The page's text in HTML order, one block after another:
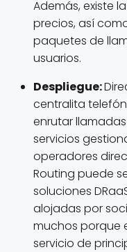
Además, existe
precios, así
paquetes de
usuarios.
Despliegue:
centralita
enrutar
servicios
operadores
Routing puede
soluciones
alojadas por
muchos porque
servicio de